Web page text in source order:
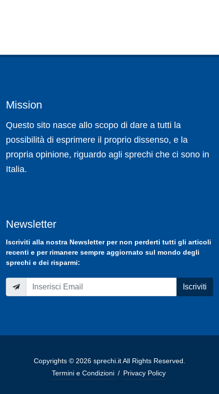
Mission
Questo sito nasce allo scopo di dare a tutti la
possibilità di esprimere il proprio dissenso, e la
propria opinione, riguardo agli sprechi che ci sono in
Italia.
Newsletter
Iscriviti alla nostra Newsletterper non perderti tutti gli articoli
recenti e per rimanere sempre aggiornato sul mondo degli
sprechi e dei risparmi:
Iscriviti
Copyrights © 2026 sprechi.it All Rights Reserved.
Termini e Condizioni / Privacy Policy